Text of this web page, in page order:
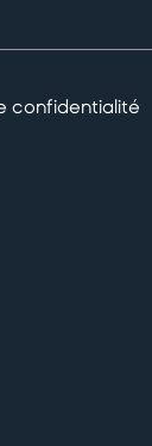
confidentialité